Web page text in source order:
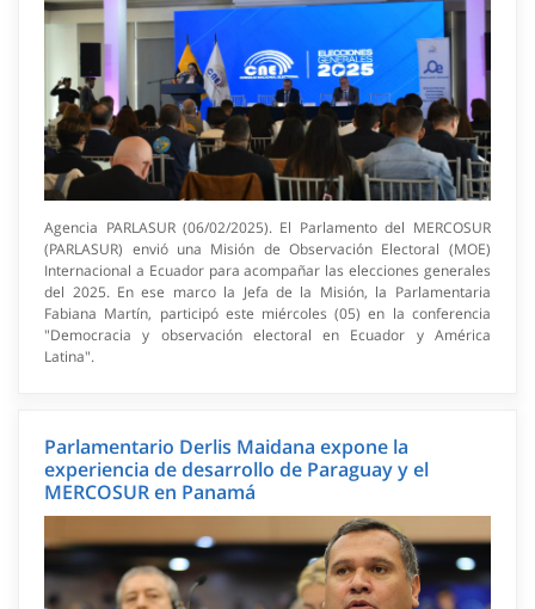
Agencia PARLASUR (06/02/2025). El Parlamento del MERCOSUR
(PARLASUR) envió una Misión de Observación Electoral (MOE)
Internacional a Ecuador para acompañar las elecciones generales
del 2025. En ese marco la Jefa de la Misión, la Parlamentaria
Fabiana Martín, participó este miércoles (05) en la conferencia
"Democracia y observación electoral en Ecuador y América
Latina".
Parlamentario Derlis Maidana expone la
experiencia de desarrollo de Paraguay y el
MERCOSUR en Panamá